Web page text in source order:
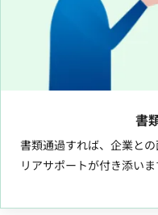
書
書類通過すれば、企業と
リアサポートが付き添いま